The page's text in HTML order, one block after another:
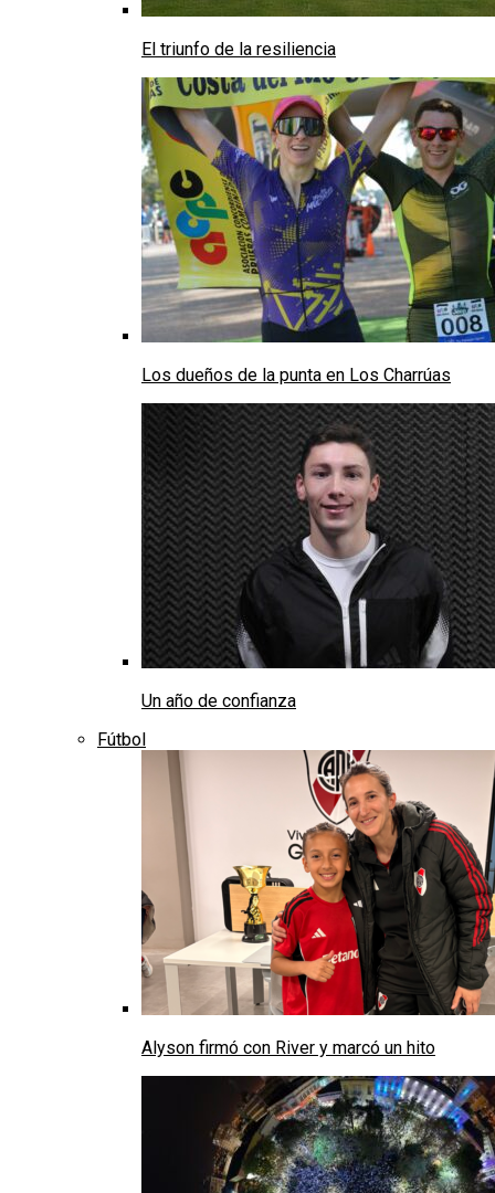
El triunfo de la resiliencia
Los dueños de la punta en Los Charrúas
Un año de confianza
Fútbol
Alyson firmó con River y marcó un hito